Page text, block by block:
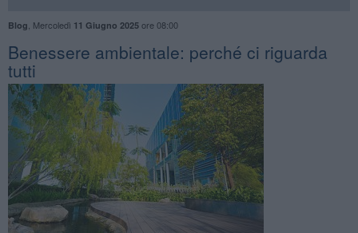
Blog Mercoledì 11 Giugno 2025ore 08:00
Benessere ambientale: perché ci riguarda
tutti